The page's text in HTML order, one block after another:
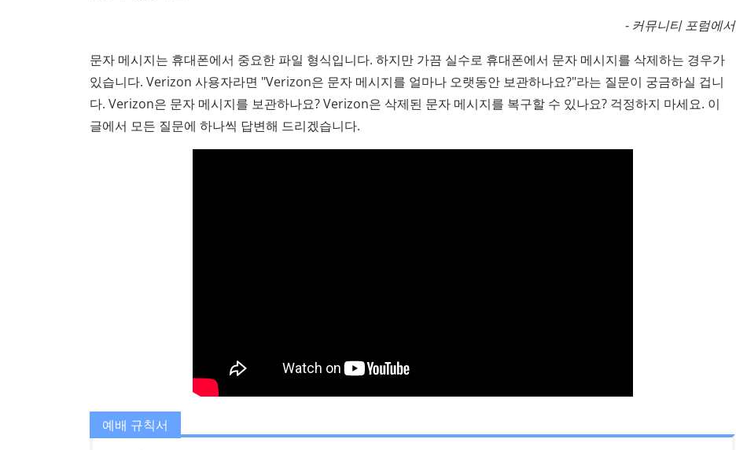
- 커뮤니티 포럼에서
문자 메시지는 휴대폰에서 중요한 파일 형식입니다. 하지만 가끔 실수로 휴대폰에서 문자 메시지를 삭제하는 경우가
있습니다. Verizon 사용자라면 "Verizon은 문자 메시지를 얼마나 오랫동안 보관하나요?"라는 질문이 궁금하실 겁니
다. Verizon은 문자 메시지를 보관하나요? Verizon은 삭제된 문자 메시지를 복구할 수 있나요? 걱정하지 마세요. 이
글에서 모든 질문에 하나씩 답변해 드리겠습니다.
예배 규칙서